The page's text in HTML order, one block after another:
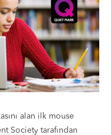
alan ilk mouse
Society tarafından